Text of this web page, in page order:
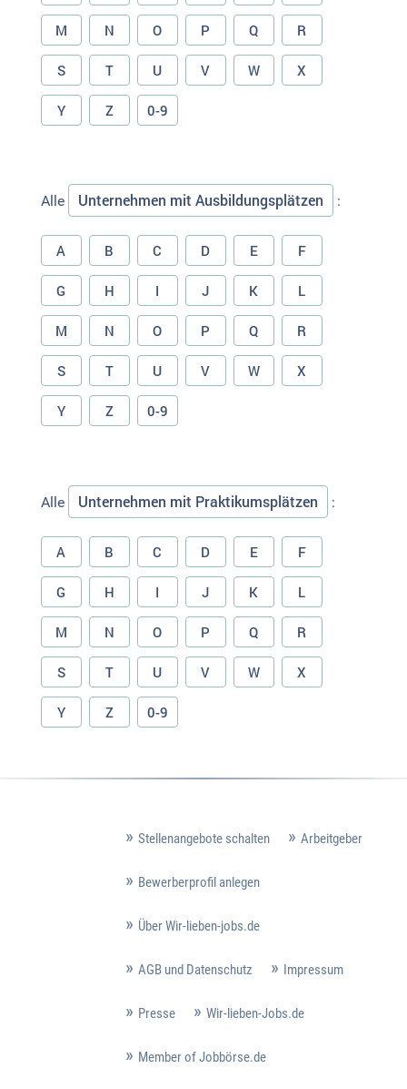
M N O P Q R
S T U V W X
Y Z 0-9
Alle Unternehmen mit Ausbildungsplätzen :
A B C D E F
G H I J K L
M N O P Q R
S T U V W X
Y Z 0-9
Alle Unternehmen mit Praktikumsplätzen :
A B C D E F
G H I J K L
M N O P Q R
S T U V W X
Y Z 0-9
Stellenangebote schalten Arbeitgeber
Bewerberprofil anlegen
Über Wir-lieben-jobs.de
AGB und Datenschutz Impressum
Presse Wir-lieben-Jobs.de
Member of Jobbörse.de